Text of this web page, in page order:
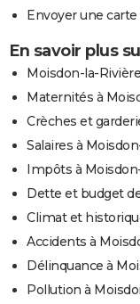
Envoyer une
En savoir plus
Moisdon-la-Rivière
Maternités à
Crèches et
Salaires à
Impôts à
Dette et budget
Climat et
Accidents à
Délinquance à
Pollution à